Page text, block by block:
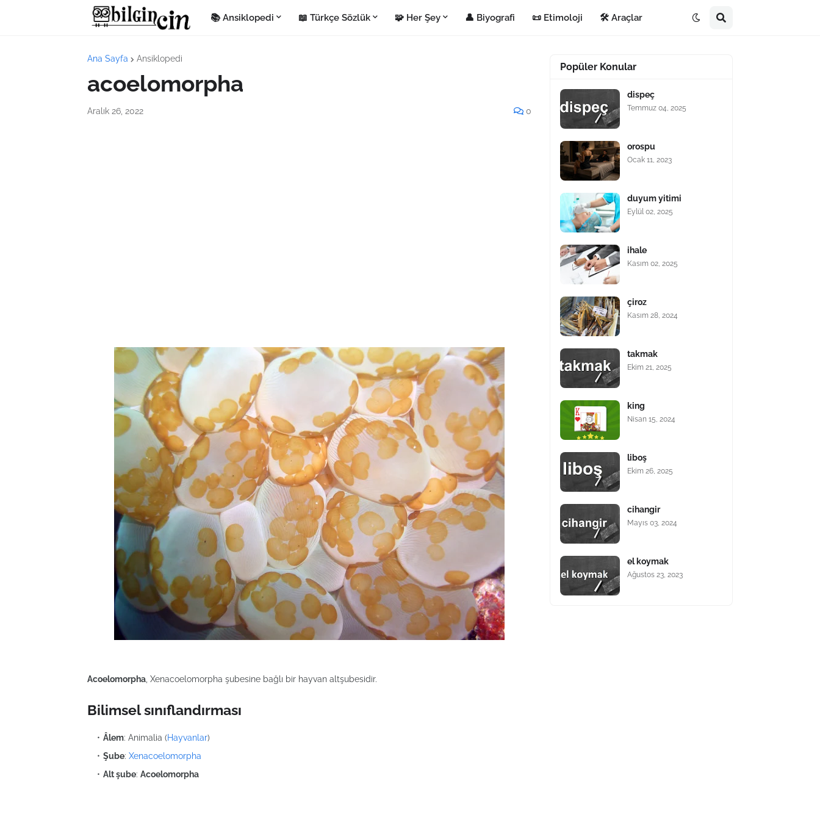
📚 Ansiklopedi 📖 Türkçe Sözlük 🧩 Her Şey 👤 Biyografi 📜 Etimoloji 🛠️ Araçlar
Ana Sayfa Ansiklopedi
acoelomorpha
Aralık 26, 2022 0
Acoelomorpha , Xenacoelomorpha şubesine bağlı bir hayvan altşubesidir.
Bilimsel sınıflandırması
Âlem: Animalia (Hayvanlar)
Şube: Xenacoelomorpha
Alt şube: Acoelomorpha
Popüler Konular
dispeç
Temmuz 04, 2025
orospu
Ocak 11, 2023
duyum yitimi
Eylül 02, 2025
ihale
Kasım 02, 2025
çiroz
Kasım 28, 2024
takmak
Ekim 21, 2025
king
Nisan 15, 2024
liboş
Ekim 26, 2025
cihangir
Mayıs 03, 2024
el koymak
Ağustos 23, 2023